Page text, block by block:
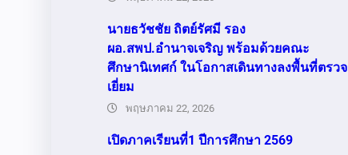
นายธวัชชัย ถิตย์รัศมี รอง
ผอ.สพป.อำนาจเจริญ พร้อมด้วยคณะ
ศึกษานิเทศก์ ในโอกาสเดินทางลงพื้นที่ตรวจ
เยี่ยม
พฤษภาคม 22, 2026
เปิดภาคเรียนที่1 ปีการศึกษา 2569